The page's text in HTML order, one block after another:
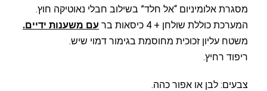
מסגרת אלומיניום “אל חלד” בשילוב חבלי נאוטיקה חוץ.
המערכת כוללת שולחן + 4 כיסאות בר
עם משענות ידיים.
משטח עליון זכוכית מחוסמת בגימור דמוי שיש.
ריפוד רחיץ.
צבעים: לבן או אפור כהה.